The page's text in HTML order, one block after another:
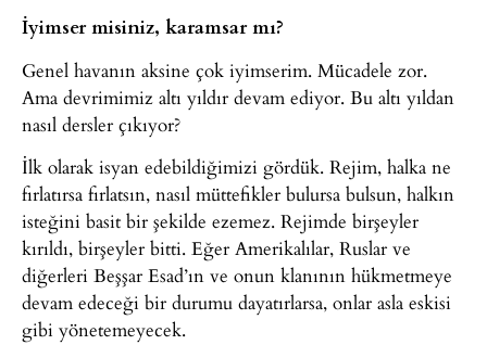
İyimser misiniz, karamsar mı?
Genel havanın aksine çok iyimserim. Mücadele zor.
Ama devrimimiz altı yıldır devam ediyor. Bu altı yıldan
nasıl dersler çıkıyor?
İlk olarak isyan edebildiğimizi gördük. Rejim, halka ne
fırlatırsa fırlatsın, nasıl müttefikler bulursa bulsun, halkın
isteğini basit bir şekilde ezemez. Rejimde birşeyler
kırıldı, birşeyler bitti. Eğer Amerikalılar, Ruslar ve
diğerleri Beşşar Esad’ın ve onun klanının hükmetmeye
devam edeceği bir durumu dayatırlarsa, onlar asla eskisi
gibi yönetemeyecek.